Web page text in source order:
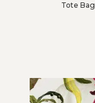
Tote